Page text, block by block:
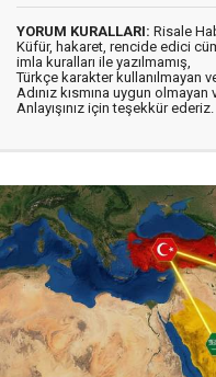
YORUM KURALLARI: Risale
Küfür, hakaret, rencide edici
imla kuralları ile yazılmamış,
Türkçe karakter kullanılmayan
Adınız kısmına uygun
Anlayışınız için teşekkür ederiz.